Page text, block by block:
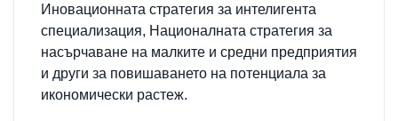
Иновационната стратегия за интелигента
специализация, Националната стратегия за
насърчаване на малките и средни предприятия
и други за повишаването на потенциала за
икономически растеж.